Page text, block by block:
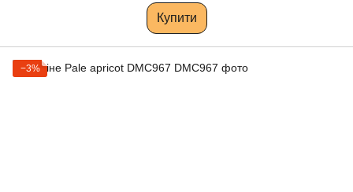
Купити
−3%